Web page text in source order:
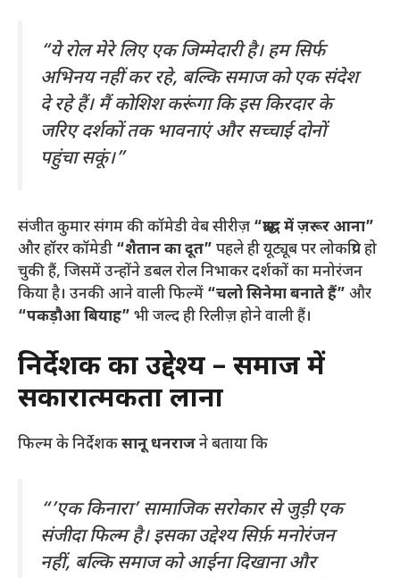
“ये रोल मेरे लिए एक जिम्मेदारी है। हम सिर्फ
अभिनय नहीं कर रहे, बल्कि समाज को एक संदेश
दे रहे हैं। मैं कोशिश करूंगा कि इस किरदार के
जरिए दर्शकों तक भावनाएं और सच्चाई दोनों
पहुंचा सकूं।”
संजीत कुमार संगम की कॉमेडी वेब सीरीज़ “श्राद्ध में ज़रूर आना”
और हॉरर कॉमेडी “शैतान का दूत” पहले ही यूट्यूब पर लोकप्रिय हो
चुकी हैं, जिसमें उन्होंने डबल रोल निभाकर दर्शकों का मनोरंजन
किया है। उनकी आने वाली फिल्में “चलो सिनेमा बनाते हैं” और
“पकड़ौआ बियाह” भी जल्द ही रिलीज़ होने वाली हैं।
निर्देशक का उद्देश्य – समाज में
सकारात्मकता लाना
फिल्म के निर्देशकसानू धनराजने बताया कि
“’एक किनारा’ सामाजिक सरोकार से जुड़ी एक
संजीदा फिल्म है। इसका उद्देश्य सिर्फ़ मनोरंजन
नहीं, बल्कि समाज को आईना दिखाना और